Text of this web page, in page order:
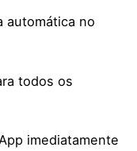
automática no
todos os
imediatamente